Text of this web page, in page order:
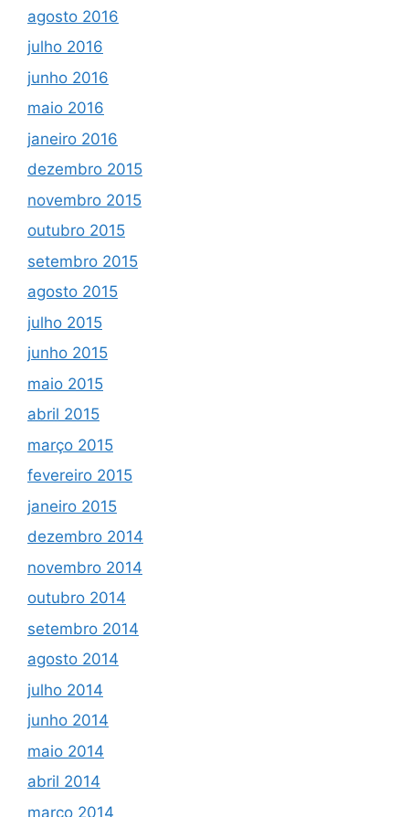
agosto 2016
julho 2016
junho 2016
maio 2016
janeiro 2016
dezembro 2015
novembro 2015
outubro 2015
setembro 2015
agosto 2015
julho 2015
junho 2015
maio 2015
abril 2015
março 2015
fevereiro 2015
janeiro 2015
dezembro 2014
novembro 2014
outubro 2014
setembro 2014
agosto 2014
julho 2014
junho 2014
maio 2014
abril 2014
março 2014